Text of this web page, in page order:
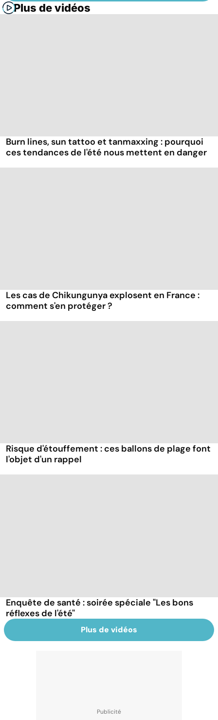
Plus de vidéos
Burn lines, sun tattoo et tanmaxxing : pourquoi
ces tendances de l'été nous mettent en danger
Les cas de Chikungunya explosent en France :
comment s'en protéger ?
Risque d'étouffement : ces ballons de plage font
l'objet d'un rappel
Enquête de santé : soirée spéciale "Les bons
réflexes de l'été"
Plus de vidéos